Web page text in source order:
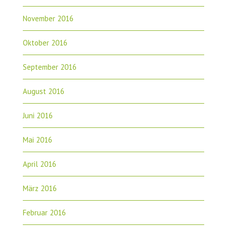
November 2016
Oktober 2016
September 2016
August 2016
Juni 2016
Mai 2016
April 2016
März 2016
Februar 2016